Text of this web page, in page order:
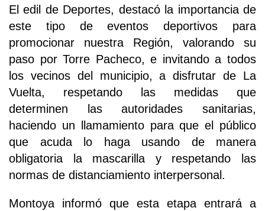
El edil de Deportes, destacó la importancia de
este tipo de eventos deportivos para
promocionar nuestra Región, valorando su
paso por Torre Pacheco, e invitando a todos
los vecinos del municipio, a disfrutar de La
Vuelta, respetando las medidas que
determinen las autoridades sanitarias,
haciendo un llamamiento para que el público
que acuda lo haga usando de manera
obligatoria la mascarilla y respetando las
normas de distanciamiento interpersonal.
Montoya informó que esta etapa entrará a